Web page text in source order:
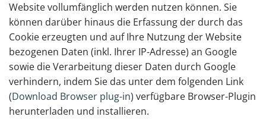
Website vollumfänglich werden nutzen können. Sie
können darüber hinaus die Erfassung der durch das
Cookie erzeugten und auf Ihre Nutzung der Website
bezogenen Daten (inkl. Ihrer IP-Adresse) an Google
sowie die Verarbeitung dieser Daten durch Google
verhindern, indem Sie das unter dem folgenden Link
(Download Browser plug-in) verfügbare Browser-Plugin
herunterladen und installieren.